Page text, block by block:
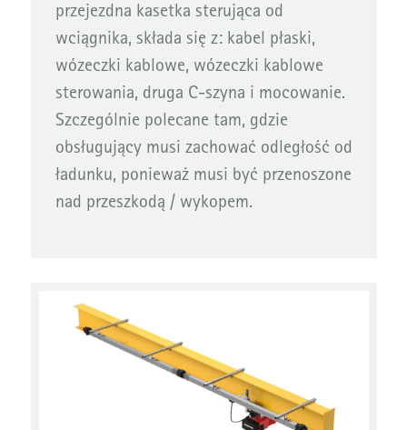
przejezdna kasetka sterująca od
wciągnika, składa się z: kabel płaski,
wózeczki kablowe, wózeczki kablowe
sterowania, druga C-szyna i mocowanie.
Szczególnie polecane tam, gdzie
obsługujący musi zachować odległość od
ładunku, ponieważ musi być przenoszone
nad przeszkodą / wykopem.